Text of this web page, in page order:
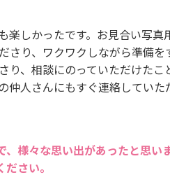
楽しかったです。お見合い写真
さり、ワクワクしながら準備を
、相談にのっていただけたこ
仲人さんにもすぐ連絡してい
様々な思い出があったと思い
さい。